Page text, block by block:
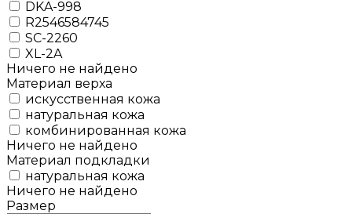
DKA-998
R2546584745
SC-2260
XL-2A
Ничего не найдено
Материал верха
искусственная кожа
натуральная кожа
комбинированная кожа
Ничего не найдено
Материал подкладки
натуральная кожа
Ничего не найдено
Размер